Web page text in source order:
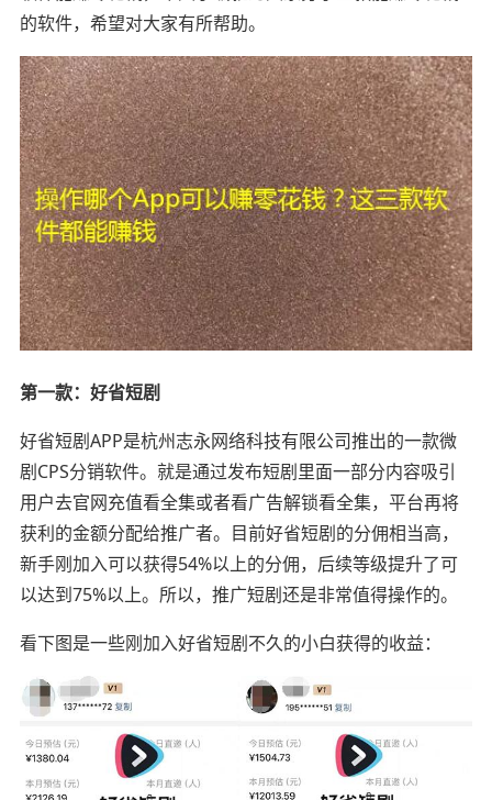
的软件，希望对大家有所帮助。
第一款：好省短剧
好省短剧APP是杭州志永网络科技有限公司推出的一款微
剧CPS分销软件。就是通过发布短剧里面一部分内容吸引
用户去官网充值看全集或者看广告解锁看全集，平台再将
获利的金额分配给推广者。目前好省短剧的分佣相当高，
新手刚加入可以获得54%以上的分佣，后续等级提升了可
以达到75%以上。所以，推广短剧还是非常值得操作的。
看下图是一些刚加入好省短剧不久的小白获得的收益：